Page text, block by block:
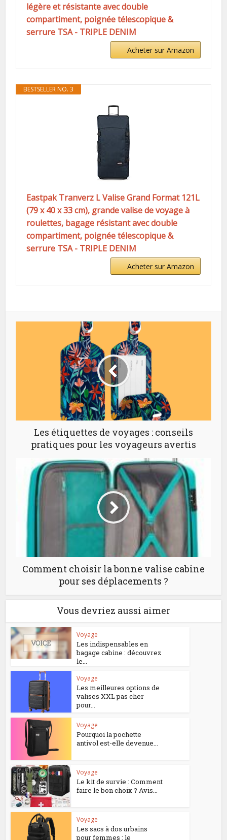
légère et résistante avec double
compartiment, poignée télescopique &
serrure TSA - TRIPLE DENIM
Acheter sur Amazon
BESTSELLER NO. 3
Eastpak Tranverz L Valise Grand Format 121L
(79 x 40 x 33 cm), grande valise de voyage à
roulettes, bagage résistant avec double
compartiment, poignée télescopique &
serrure TSA - TRIPLE DENIM
Acheter sur Amazon
Les étiquettes de voyages : conseils
pratiques pour les voyageurs avertis
Comment choisir la bonne valise cabine
pour ses déplacements ?
Vous devriez aussi aimer
Voyage
Les indispensables en
bagage cabine : découvrez
le...
Voyage
Les meilleures options de
valises XXL pas cher
pour...
Voyage
Pourquoi la pochette
antivol est-elle devenue...
Voyage
Le kit de survie : Comment
faire le bon choix ? Avis...
Voyage
Les sacs à dos urbains
pour femmes : le